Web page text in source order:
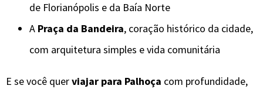
de Florianópolis e da Baía Norte
A Praça da Bandeira, coração histórico da cidade,
com arquitetura simples e vida comunitária
E se você querviajar para Palhoça com profundidade,